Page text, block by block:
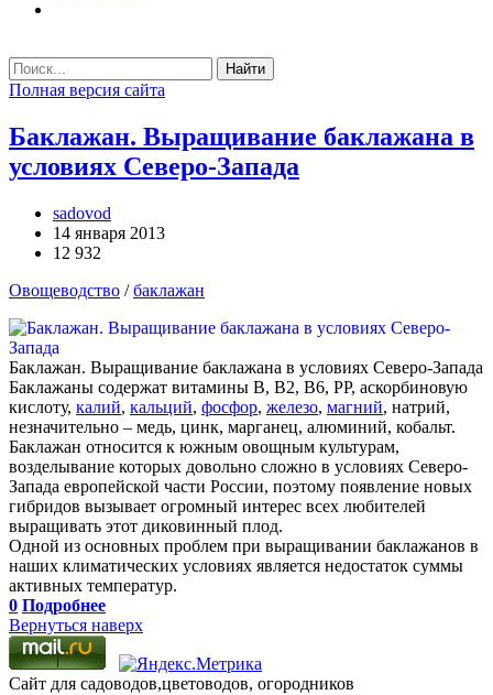
Найти
Полная версия сайта
Баклажан. Выращивание баклажана в
условиях Северо-Запада
sadovod
14 января 2013
12 932
Овощеводство /баклажан
Баклажан. Выращивание баклажана в условиях Северо-Запада
Баклажаны содержат витамины В, В2, В6, РР, аскорбиновую
кислоту, калий, кальций, фосфор, железо, магний, натрий,
незначительно – медь, цинк, марганец, алюминий, кобальт.
Баклажан относится к южным овощным культурам,
возделывание которых довольно сложно в условиях Северо-
Запада европейской части России, поэтому появление новых
гибридов вызывает огромный интерес всех любителей
выращивать этот диковинный плод.
Одной из основных проблем при выращивании баклажанов в
наших климатических условиях является недостаток суммы
активных температур.
0 Подробнее
Вернуться наверх
Сайт для садоводов,цветоводов, огородников